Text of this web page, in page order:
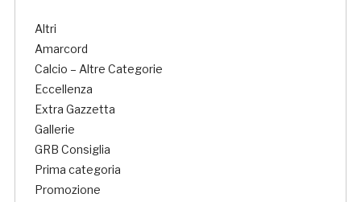
Altri
Amarcord
Calcio – Altre Categorie
Eccellenza
Extra Gazzetta
Gallerie
GRB Consiglia
Prima categoria
Promozione